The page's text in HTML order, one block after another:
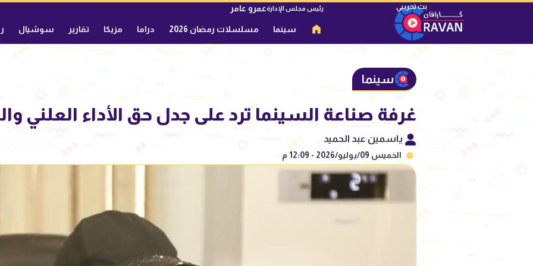
رئيس مجلس الإدارةعمرو عامر
سينما مسلسلات رمضان 2026 دراما مزيكا تقارير سوشيال
سينما
غرفة صناعة السينما ترد على جدل حق الأداء العلني
ياسمين عبد الحميد
الخميس 09/يوليو/2026 - 12:09 م